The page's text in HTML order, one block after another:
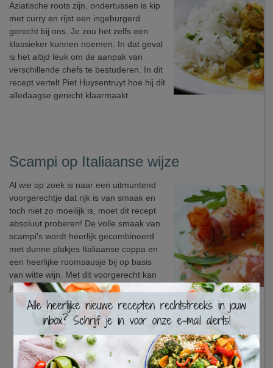
Aziatische roots zijn, ondertussen is kip
met curry en rijst een ingeburgerd
gerecht bij ons. Je zou het zelfs een
klassieker kunnen noemen. In dat geval
is het altijd leuk om de aanpak van
verschillende chefs te bestuderen. In dit
recept vertelt Piet Huysentruyt hoe hij dit
alledaagse gerecht klaarmaakt.
Scampi op Italiaanse wijze
Al wie op zoek is naar een uitmuntend
voorgerechtje dat rijk is van smaak en
toch niet zo moeilijk is, moet dit recept
absoluut proberen! De volle smaak van
scampi's wordt heerlijk gecombineerd
met dunne plakjes Italiaanse coppa en
een heerlijke roomsausje bij op basis
van witte wijn. Met dit voorgerecht kan
jouw culinaire festijn niet meer stuk!
×